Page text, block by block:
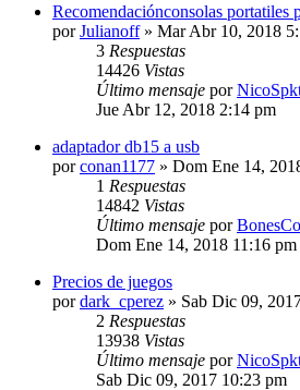
Recomendaciónconsolas portatiles
porJulianoff» Mar Abr 10, 2018
3 Respuestas
14426 Vistas
Último mensaje por
Jue Abr 12, 2018 2:14 pm
adaptador db15 a usb
porconan1177 » Dom Ene 14,
1 Respuestas
14842 Vistas
Último mensaje por
Dom Ene 14, 2018 11:16 pm
Precios de juegos
pordark_cperez » Sab Dic 09,
2 Respuestas
13938 Vistas
Último mensaje por
Sab Dic 09, 2017 10:23 pm